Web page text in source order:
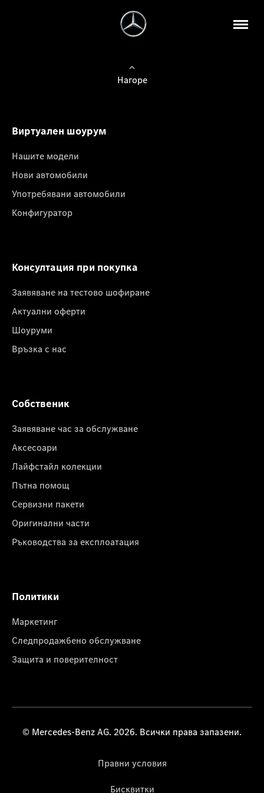
Нагоре
Виртуален шоурум
Нашите модели
Нови автомобили
Употребявани автомобили
Конфигуратор
Консултация при покупка
Заявяване на тестово шофиране
Актуални оферти
Шоуруми
Връзка с нас
Собственик
Заявяване час за обслужване
Аксесоари
Лайфстайл колекции
Пътна помощ
Сервизни пакети
Оригинални части
Ръководства за експлоатация
Политики
Маркетинг
Следпродажбено обслужване
Защита и поверителност
© Mercedes-Benz AG. 2026. Всички права запазени.
Правни условия
Бисквитки